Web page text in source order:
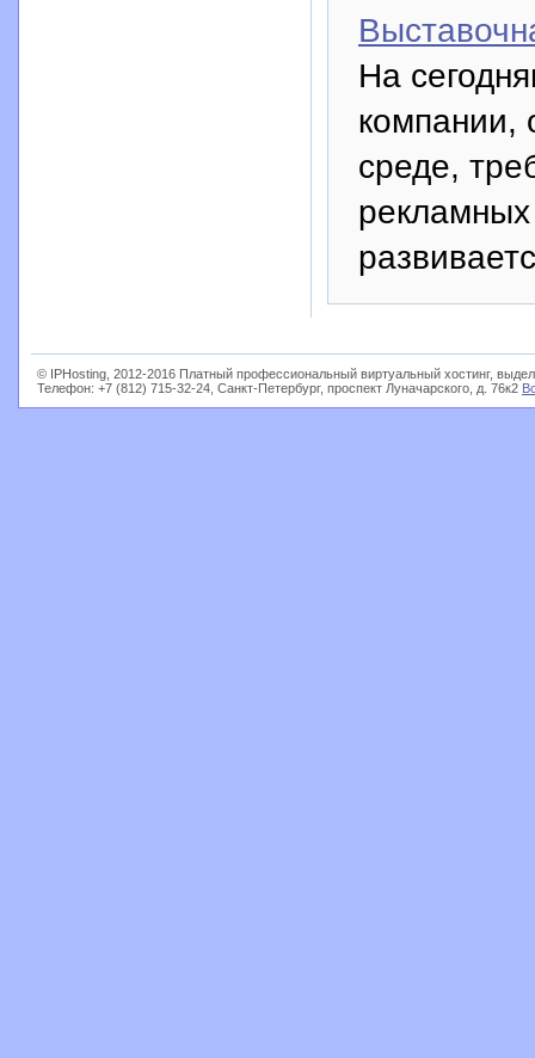
На
компании,
среде,
рекламных
© IPHosting, 2012-2016 Платный профессиональный виртуальный хостинг,
Телефон: +7 (812) 715-32-24, Санкт-Петербург, проспект Луначарского, д. 76к2